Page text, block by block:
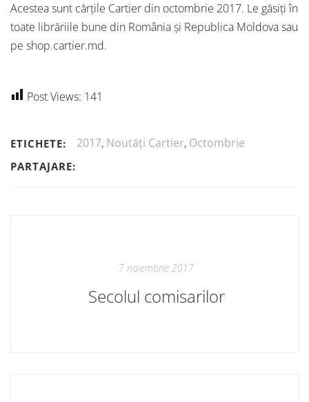
Acestea sunt cărțile Cartier din octombrie 2017. Le găsiți în
toate librăriile bune din România și Republica Moldova sau
pe shop.cartier.md.
Post Views: 141
ETICHETE: 2017, Noutăți Cartier, Octombrie
PARTAJARE:
7 noiembrie 2017
Secolul comisarilor